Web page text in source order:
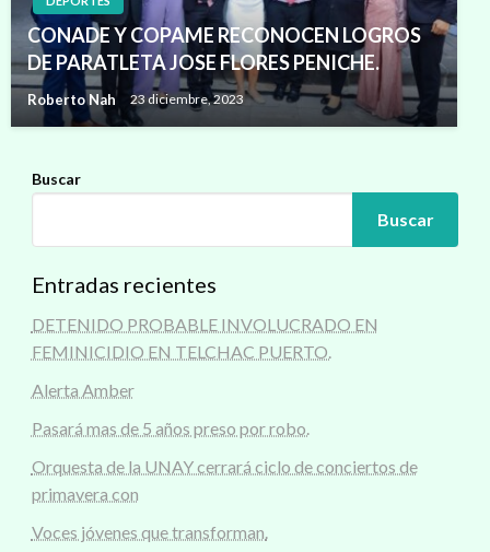
CONADE Y COPAME RECONOCEN LOGROS
DE PARATLETA JOSE FLORES PENICHE.
Roberto Nah 23 diciembre, 2023
Buscar
Buscar
Entradas recientes
DETENIDO PROBABLE INVOLUCRADO EN
FEMINICIDIO EN TELCHAC PUERTO.
Alerta Amber
Pasará mas de 5 años preso por robo.
Orquesta de la UNAY cerrará ciclo de conciertos de
primavera con
Voces jóvenes que transforman.